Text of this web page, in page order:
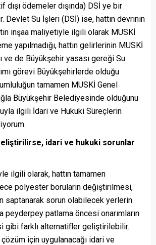
ödemeler dışında) DSİ ye bir
Devlet Su İşleri (DSİ) ise, hattın devrinin
inşaa maliyetiyle ilgili olarak MUSKİ
yapılmadığı, hattın gelirlerinin MUSKİ
ve de Büyükşehir yasası gereği Su
görevi Büyükşehirlerde olduğu
tamamen MUSKİ Genel
Büyükşehir Belediyesinde olduğunu
ilgili İdari ve Hukuki Süreçlerin
idari ve hukuki sorunlar
ilgili olarak, hattın tamamen
polyester boruların değiştirilmesi,
saptanarak sorun olabilecek yerlerin
peyderpey patlama öncesi onarımların
gibi farklı alternatifler geliştirilebilir.
için uygulanacağı idari ve